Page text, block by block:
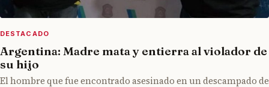
DESTACADO
Argentina: Madre mata y entierra al violador de
su hijo
El hombre que fue encontrado asesinado en un descampado de